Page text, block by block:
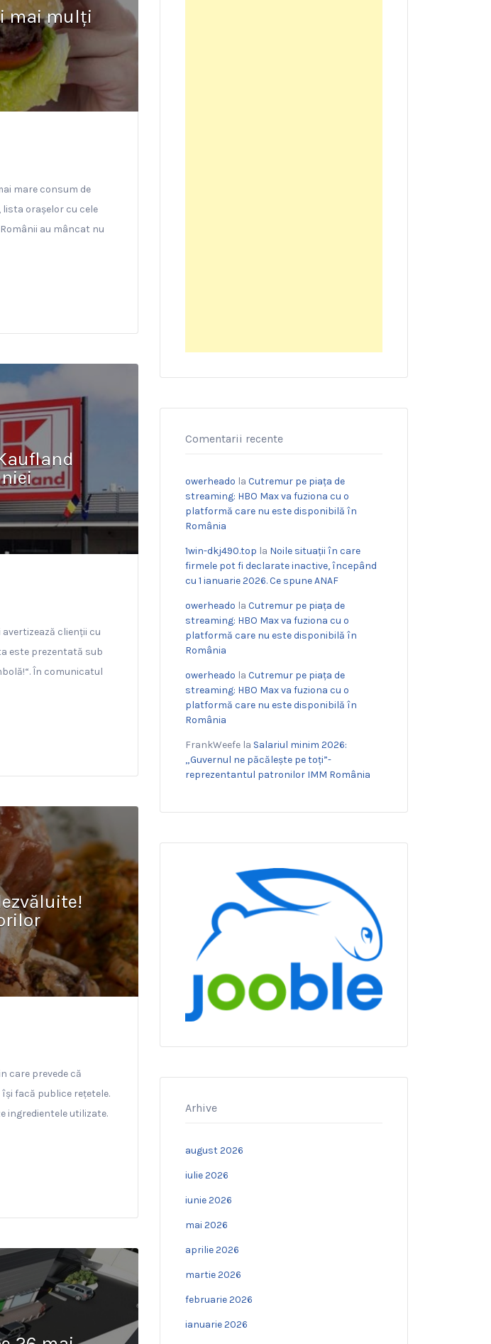
mai mulți
mare consum de
lista orașelor cu cele
au mâncat nu
clienții cu
este prezentată sub
În comunicatul
care prevede că
facă publice rețetele.
ingredientele utilizate.
Comentarii recente
owerheado la Cutremur pe piața de
streaming: HBO Max va fuziona cu o
platformă care nu este disponibilă în
România
1win-dkj490.top la Noile situații în care
firmele pot fi declarate inactive, începând
cu 1 ianuarie 2026. Ce spune ANAF
owerheado la Cutremur pe piața de
streaming: HBO Max va fuziona cu o
platformă care nu este disponibilă în
România
owerheado la Cutremur pe piața de
streaming: HBO Max va fuziona cu o
platformă care nu este disponibilă în
România
FrankWeefe la Salariul minim 2026:
„Guvernul ne păcălește pe toți”-
reprezentantul patronilor IMM România
Arhive
august 2026
iulie 2026
iunie 2026
mai 2026
aprilie 2026
martie 2026
februarie 2026
ianuarie 2026